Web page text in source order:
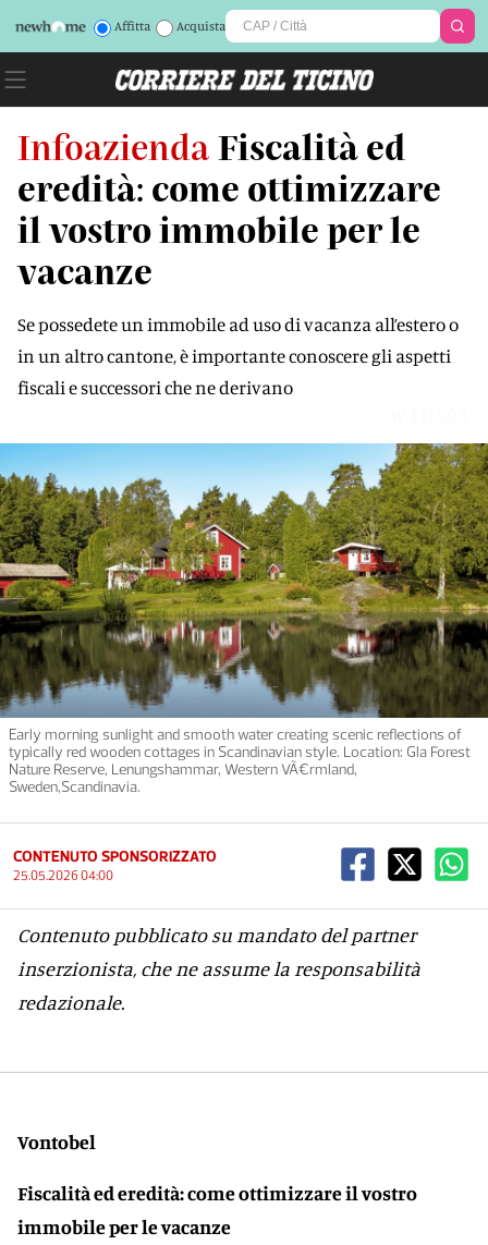
Affitta Acquista
Infoazienda Fiscalità ed
eredità: come ottimizzare
il vostro immobile per le
vacanze
Se possedete un immobile ad uso di vacanza all’estero o
in un altro cantone, è importante conoscere gli aspetti
fiscali e successori che ne derivano
Early morning sunlight and smooth water creating scenic reflections of
typically red wooden cottages in Scandinavian style. Location: Gla Forest
Nature Reserve, Lenungshammar, Western VÃ¤rmland,
Sweden,Scandinavia.
CONTENUTO SPONSORIZZATO
25.05.2026 04:00
Contenuto pubblicato su mandato del partner
inserzionista, che ne assume la responsabilità
redazionale.
Vontobel
Fiscalità ed eredità: come ottimizzare il vostro
immobile per le vacanze